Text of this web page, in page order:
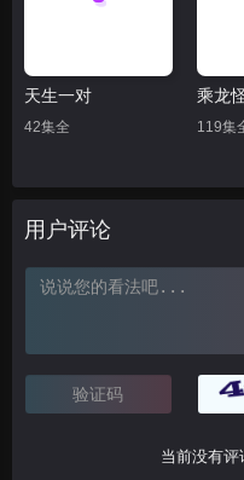
天生一对
42集全
乘龙
119集
用户评论
当前没有评